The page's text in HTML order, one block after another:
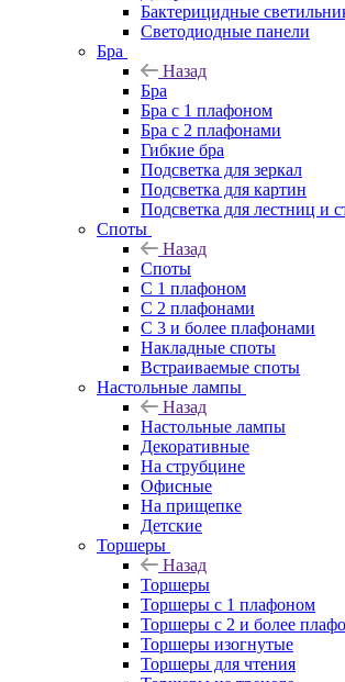
Бактерицидные
Светодиодные панели
Бра
Назад
Бра
Бра с 1 плафоном
Бра с 2 плафонами
Гибкие бра
Подсветка для зеркал
Подсветка для картин
Подсветка для лестниц и
Споты
Назад
Споты
С 1 плафоном
С 2 плафонами
С 3 и более плафонами
Накладные споты
Встраиваемые споты
Настольные лампы
Назад
Настольные лампы
Декоративные
На струбцине
Офисные
На прищепке
Детские
Торшеры
Назад
Торшеры
Торшеры с 1 плафоном
Торшеры с 2 и более
Торшеры изогнутые
Торшеры для чтения